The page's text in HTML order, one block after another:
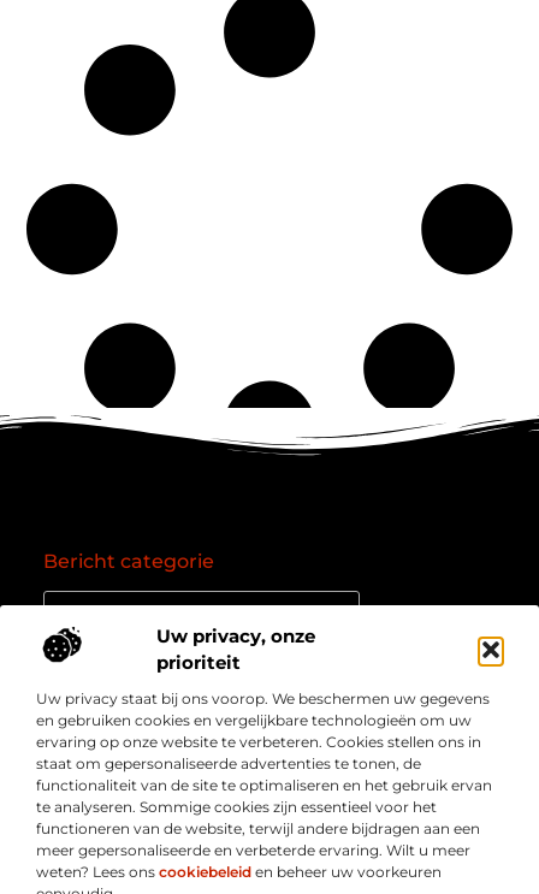
Uw privacy, onze
prioriteit
Uw privacy staat bij ons voorop. We beschermen uw gegevens
en gebruiken cookies en vergelijkbare technologieën om uw
ervaring op onze website te verbeteren. Cookies stellen ons in
staat om gepersonaliseerde advertenties te tonen, de
functionaliteit van de site te optimaliseren en het gebruik ervan
te analyseren. Sommige cookies zijn essentieel voor het
functioneren van de website, terwijl andere bijdragen aan een
meer gepersonaliseerde en verbeterde ervaring. Wilt u meer
weten? Lees ons cookiebeleid en beheer uw voorkeuren
Over
Bedrijf
” Jouw bron voor kennis, inzichten en inspiratie “
Laat je meenemen in diepgaande content, slimme tips
en waardevolle inzichten die je blik verruimen. Welkom
bij Webmasterpoint.nl – dé plek voor informatie die
inspireert en bijdraagt aan jouw online succes.
Onze informatie
Bericht categorie